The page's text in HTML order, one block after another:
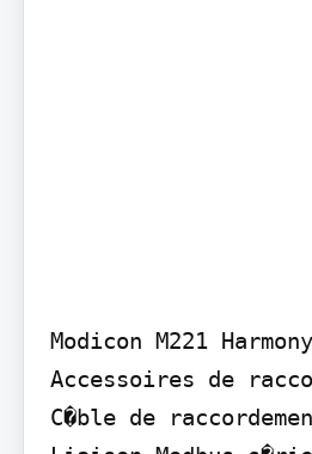
Modicon M221
Accessoires de
C�ble de